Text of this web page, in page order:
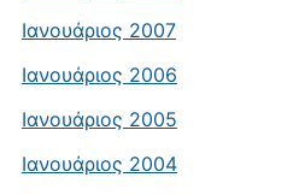
Ιανουάριος 2007
Ιανουάριος 2006
Ιανουάριος 2005
Ιανουάριος 2004